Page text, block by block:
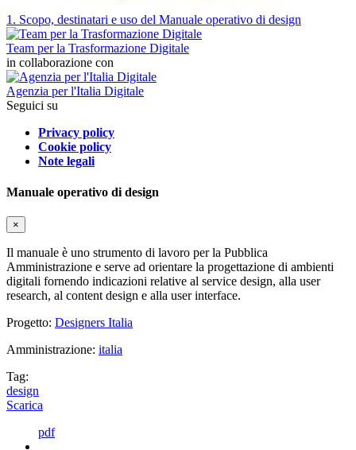
1. Scopo, destinatari e uso del Manuale operativo di design
Team per la Trasformazione Digitale
in collaborazione con
Agenzia per l'Italia Digitale
Seguici su
Privacy policy
Cookie policy
Note legali
Manuale operativo di design
×
Il manuale è uno strumento di lavoro per la Pubblica
Amministrazione e serve ad orientare la progettazione di ambienti
digitali fornendo indicazioni relative al service design, alla user
research, al content design e alla user interface.
Progetto: Designers Italia
Amministrazione: italia
Tag:
design
Scarica
pdf